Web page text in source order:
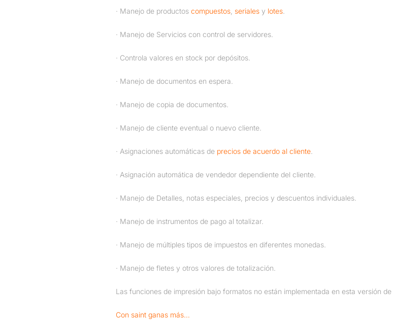
· Manejo de productos compuestos seriales y lotes
· Manejo de Servicios con control de servidores.
· Controla valores en stock por depósitos.
· Manejo de documentos en espera.
· Manejo de copia de documentos.
· Manejo de cliente eventual o nuevo cliente.
· Asignaciones automáticas de precios de acuerdo al cliente
· Asignación automática de vendedor dependiente del cliente.
· Manejo de Detalles, notas especiales, precios y descuentos individuales.
· Manejo de instrumentos de pago al totalizar.
· Manejo de múltiples tipos de impuestos en diferentes monedas.
· Manejo de fletes y otros valores de totalización.
Las funciones de impresión bajo formatos no están implementada en esta versión de
Con saint ganas más…